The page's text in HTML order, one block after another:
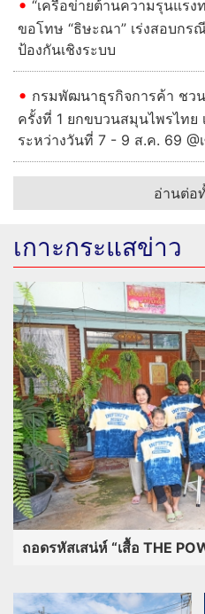
“เครือข่ายต้านความรุนแรง
ขอโทษ “ธิษะณา” เร่งสอบกร
ป้องกันเชิงระบบ
กรมพัฒนาธุรกิจการค้า ชวน
ครั้งที่ 1 ยกขบวนสมุนไพรไทย
ระหว่างวันที่ 7 - 9 ส.ค. 69
อ่านต่อ
เกาะกระแสข่าว
ถอดรหัสเสน่ห์ “เสื้อ THE